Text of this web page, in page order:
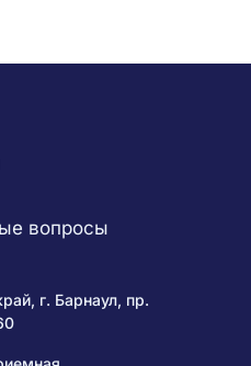
вопросы
г. Барнаул, пр.